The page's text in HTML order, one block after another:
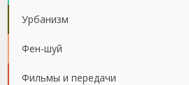
Урбанизм
Фен-шуй
Фильмы и передачи